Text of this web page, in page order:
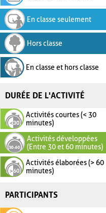
En classe seulement
Hors classe
En classe et hors classe
DURÉE DE L'ACTIVITÉ
Activités courtes (< 30
minutes)
Activités développées
(Entre 30 et 60 minutes)
Activités élaborées (> 60
minutes)
PARTICIPANTS